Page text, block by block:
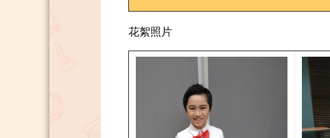
花絮照片